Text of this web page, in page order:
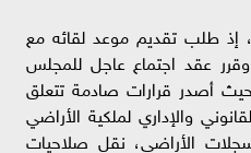
إذ طلب تقديم موعد لقائه مع
يوم 11 فبراير، وقرر عقد اجتماع عاجل للمجلس
يوم 8 فبراير، حيث أصدر قرارات صادمة تتعلق
والإداري لملكية الأراضي
الأراضي، نقل صلاحيات